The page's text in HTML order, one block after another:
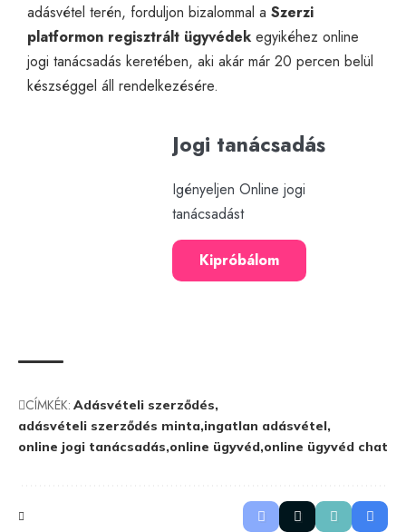
adásvétel terén, forduljon bizalommal a Szerzi
platformon regisztrált ügyvédek egyikéhez online
jogi tanácsadás keretében, aki akár már 20 percen belül
készséggel áll rendelkezésére.
Jogi tanácsadás
Igényeljen Online jogi
tanácsadást
Kipróbálom
CÍMKÉK: Adásvételi szerződés
adásvételi szerződés minta ingatlan adásvétel
online jogi tanácsadás online ügyvéd online ügyvéd chat